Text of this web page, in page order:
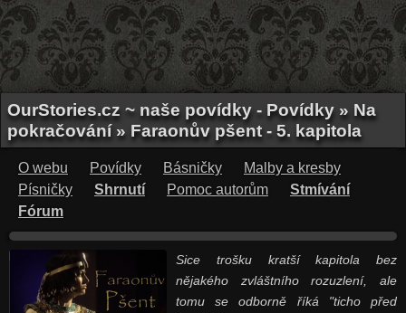
OurStories.cz ~ naše povídky - Povídky » Na
pokračování » Faraonův pšent - 5. kapitola
O webu Povídky Básničky
Malby a kresby
Písničky
Shrnutí Pomoc autorům
Stmívání
Fórum
Sice trošku kratší kapitola bez
nějakého zvláštního rozuzlení, ale
tomu se odborně říká "ticho před